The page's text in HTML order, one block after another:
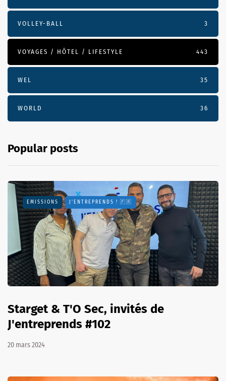
VOLLEY-BALL 3
VOYAGES / HÔTEL / LIFESTYLE 443
WEL 35
WORLD 36
Popular posts
EMISSIONS J'ENTREPRENDS ! 🇫🇷
Starget & T'O Sec, invités de
J'entreprends #102
20 mars 2024